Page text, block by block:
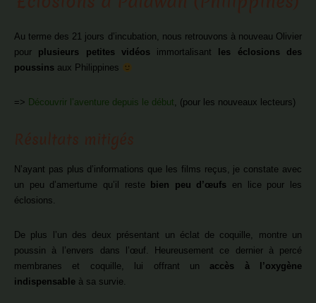
Au terme des 21 jours d’incubation, nous retrouvons à nouveau Olivier
pour plusieurs petites vidéosimmortalisant
les éclosions des
poussins aux Philippines
=> Découvrir l’aventure depuis le début, (pour les nouveaux lecteurs)
N’ayant pas plus d’informations que les films reçus, je constate avec
un peu d’amertume qu’il reste bien peu d’œufs en lice pour les
éclosions.
De plus l’un des deux présentant un éclat de coquille, montre un
poussin à l’envers dans l’œuf. Heureusement ce dernier à percé
membranes et coquille, lui offrant un accès à l’oxygène
indispensable à sa survie.